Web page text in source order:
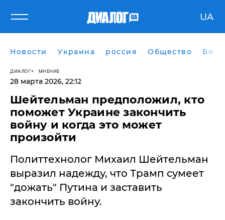
UA
Новости Украина россия Общество
ДИАЛОГ МНЕНИЕ
28 марта 2026, 22:12
Шейтельман предположил, кто
поможет Украине закончить
войну и когда это может
произойти
Политтехнолог Михаил Шейтельман
выразил надежду, что Трамп сумеет
"дожать" Путина и заставить
закончить войну.